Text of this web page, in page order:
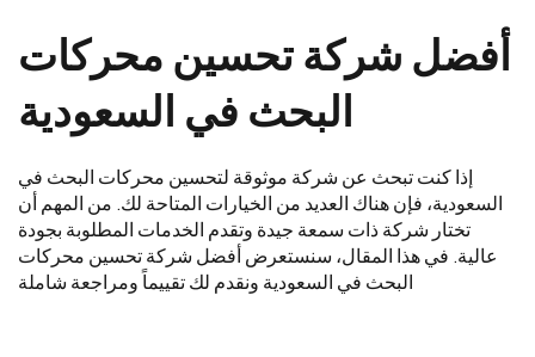
أفضل شركة تحسين محركات
البحث في السعودية
إذا كنت تبحث عن شركة موثوقة لتحسين محركات البحث في
السعودية، فإن هناك العديد من الخيارات المتاحة لك. من المهم أن
تختار شركة ذات سمعة جيدة وتقدم الخدمات المطلوبة بجودة
عالية. في هذا المقال، سنستعرض أفضل شركة تحسين محركات
البحث في السعودية ونقدم لك تقييماً ومراجعة شاملة